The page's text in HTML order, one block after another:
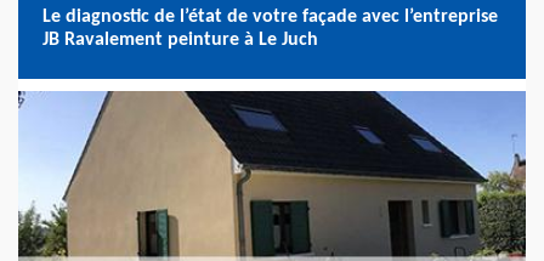
Le diagnostic de l’état de votre façade avec l’entreprise
JB Ravalement peinture à Le Juch